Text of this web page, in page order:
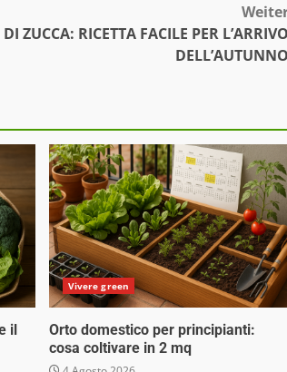
ZUCCA: RICETTA FACILE PER
il
Vivere green
Orto domestico per principianti:
cosa coltivare in 2 mq